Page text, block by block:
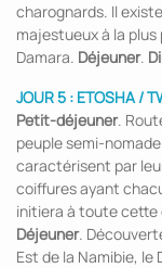
charognards. Il
majestueux à la
Damara. Déjeuner.
JOUR 5 : ETOSHA /
Petit-déjeuner.
peuple semi-
caractérisent par
coiffures ayant
initiera à toute cette
Déjeuner.
Est de la Namibie, le